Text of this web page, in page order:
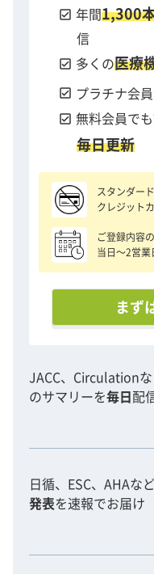
check_box 年間1,300
信
check_box 多くの医療
check_box プラチナ会
check_box 無料会員で
毎日更新
スタンダー
クレジット
ご登録内容
当日〜2営業
まず
JACC、Circulation
のサマリーを毎日 配
日循、ESC、AHAな
発表を速報でお届け